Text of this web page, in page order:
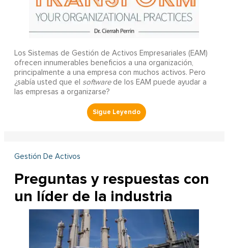
Los Sistemas de Gestión de Activos Empresariales (EAM)
ofrecen innumerables beneficios a una organización,
principalmente a una empresa con muchos activos. Pero
¿sabía usted que el softwarede los EAM puede ayudar a
las empresas a organizarse?
Gestión De Activos
Preguntas y respuestas con
un líder de la industria